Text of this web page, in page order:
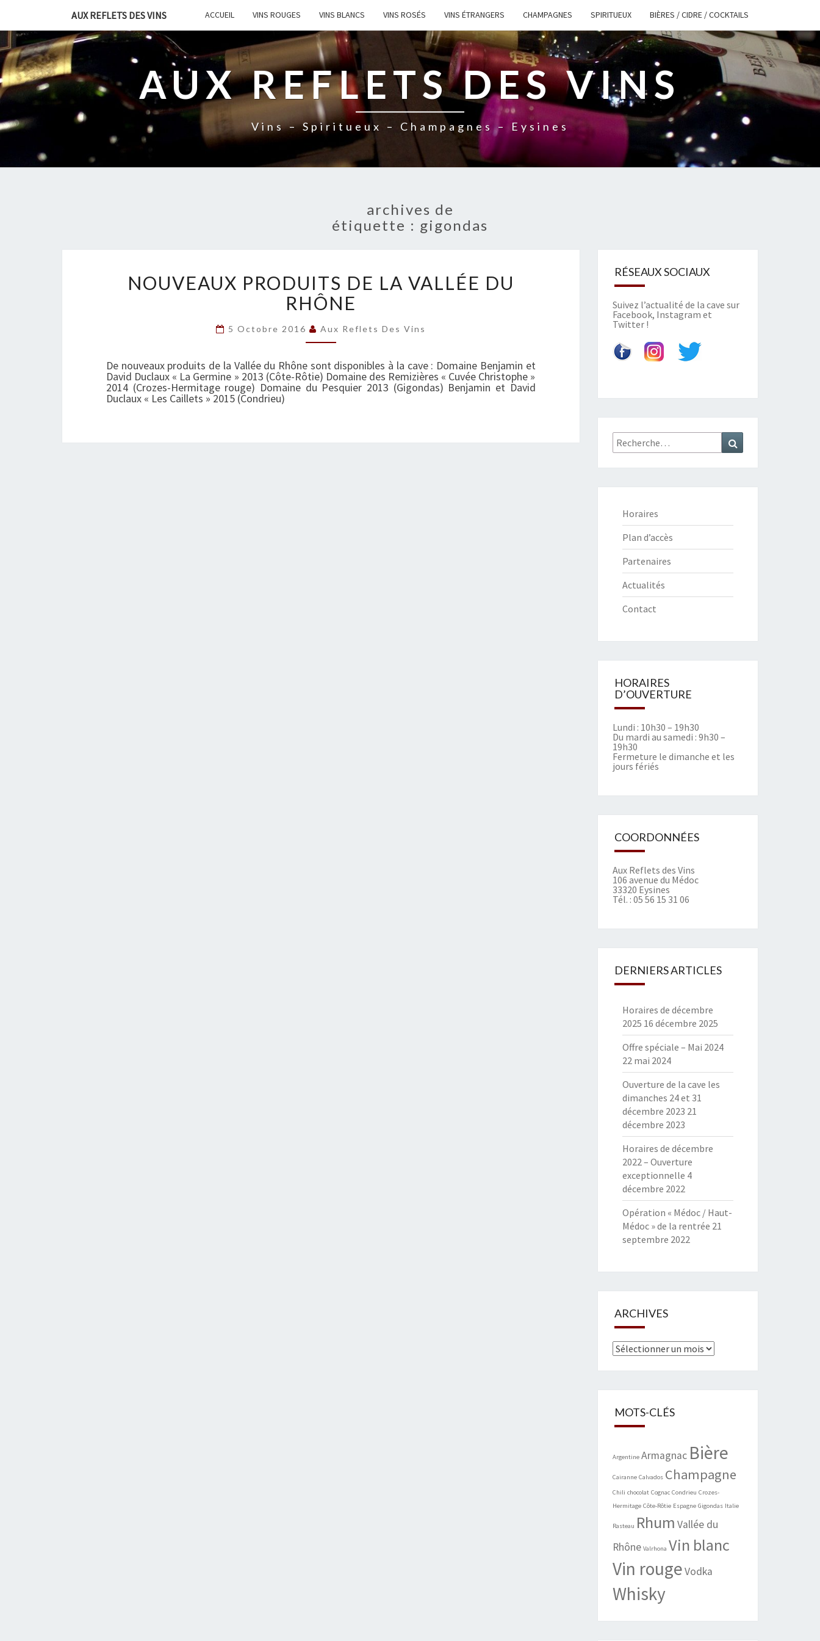
AUX REFLETS DES VINS ACCUEIL VINS ROUGES VINS BLANCS VINS ROSÉS VINS ÉTRANGERS CHAMPAGNES SPIRITUEUX BIÈRES / CIDRE / COCKTAILS
AUX REFLETS DES VINS
Vins – Spiritueux – Champagnes – Eysines
archives de
étiquette : gigondas
U
V
E
A
U
X
P
NOUVEAUX PRODUITS DE LA VALLÉE DU
RHÔNE
5 Octobre 2016 Aux Reflets Des Vins
De nouveaux produits de la Vallée du Rhône sont disponibles à la cave : Domaine Benjamin et
David Duclaux « La Germine » 2013 (Côte-Rôtie) Domaine des Remizières « Cuvée Christophe »
2014 (Crozes-Hermitage rouge) Domaine du Pesquier 2013 (Gigondas) Benjamin et David
Duclaux « Les Caillets » 2015 (Condrieu)
RÉSEAUX SOCIAUX
Suivez l’actualité de la cave sur
Facebook, Instagram et
Twitter!
Recherche
:
Horaires
Plan d’accès
Partenaires
Actualités
Contact
HORAIRES
D’OUVERTURE
Lundi : 10h30 – 19h30
Du mardi au samedi : 9h30 –
19h30
Fermeture le dimanche et les
jours fériés
COORDONNÉES
Aux Reflets des Vins
106 avenue du Médoc
33320 Eysines
Tél. : 05 56 15 31 06
DERNIERS ARTICLES
Horaires de décembre
2025 16 décembre 2025
Offre spéciale – Mai 2024
22 mai 2024
Ouverture de la cave les
dimanches 24 et 31
décembre 2023 21
décembre 2023
Horaires de décembre
2022 – Ouverture
exceptionnelle 4
décembre 2022
Opération « Médoc / Haut-
Médoc » de la rentrée 21
septembre 2022
ARCHIVES
Archives
MOTS-CLÉS
Argentine Armagnac Bière
Cairanne Calvados Champagne
Chili chocolat Cognac Condrieu Crozes-
Hermitage Côte-Rôtie Espagne Gigondas Italie
Rasteau Rhum Vallée du
Rhône Valrhona Vin blanc
Vin rougeVodka
Whisky